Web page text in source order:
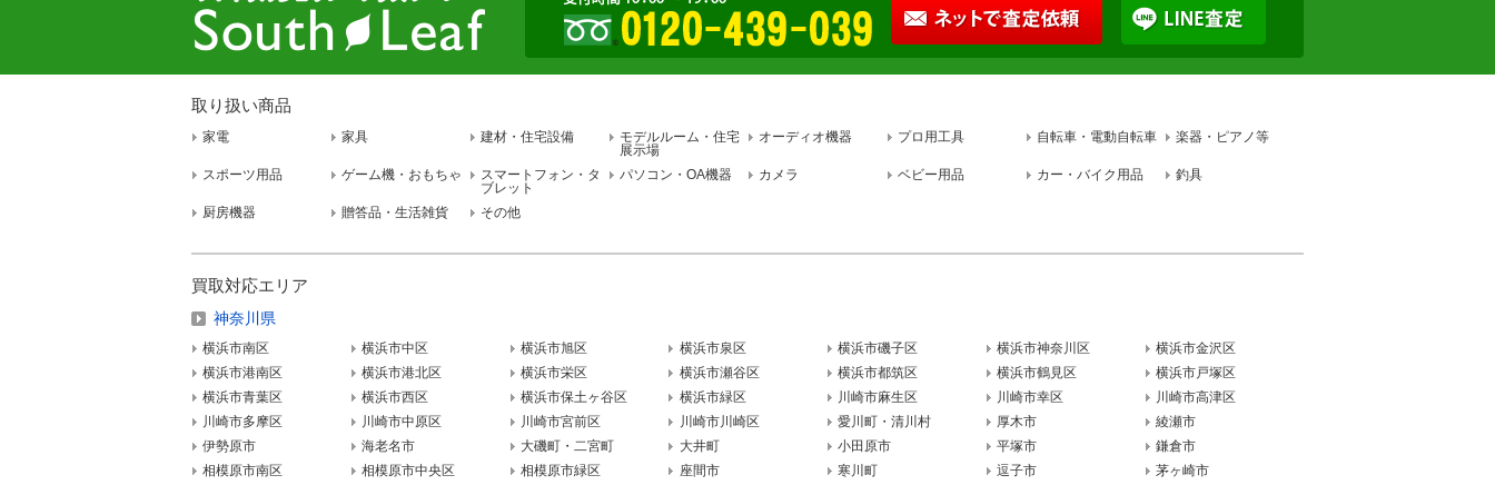
取り扱い商品
家電 家具 建材・住宅設備
モデルルーム・住宅
展示場
オーディオ機器 プロ用工具 自転車・電動自転車 楽器・ピアノ等
スポーツ用品 ゲーム機・おもちゃ
スマートフォン・タ
ブレット
パソコン・OA機器 カメラ ベビー用品 カー・バイク用品 釣具
厨房機器 贈答品・生活雑貨 その他
買取対応エリア
神奈川県
横浜市南区 横浜市中区 横浜市旭区 横浜市泉区 横浜市磯子区 横浜市神奈川区
横浜市金沢区
横浜市港南区
横浜市港北区 横浜市栄区 横浜市瀬谷区 横浜市都筑区 横浜市鶴見区
横浜市戸塚区
横浜市青葉区
横浜市西区 横浜市保土ヶ谷区 横浜市緑区 川崎市麻生区 川崎市幸区
川崎市高津区
川崎市多摩区
川崎市中原区 川崎市宮前区 川崎市川崎区 愛川町・清川村 厚木市
綾瀬市
伊勢原市
海老名市 大磯町・二宮町 大井町 小田原市 平塚市
鎌倉市
相模原市南区
相模原市中央区 相模原市緑区 座間市 寒川町 逗子市 茅ヶ崎市